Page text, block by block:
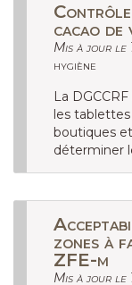
Contrôle
cacao
Mis à jour le
hygiène
La
les
boutiques
déterminer
zones à
ZFE-m
Mis à jour le